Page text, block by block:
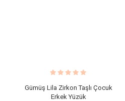
Gümüş Lila Zirkon Taşlı Çocuk
Erkek Yüzük